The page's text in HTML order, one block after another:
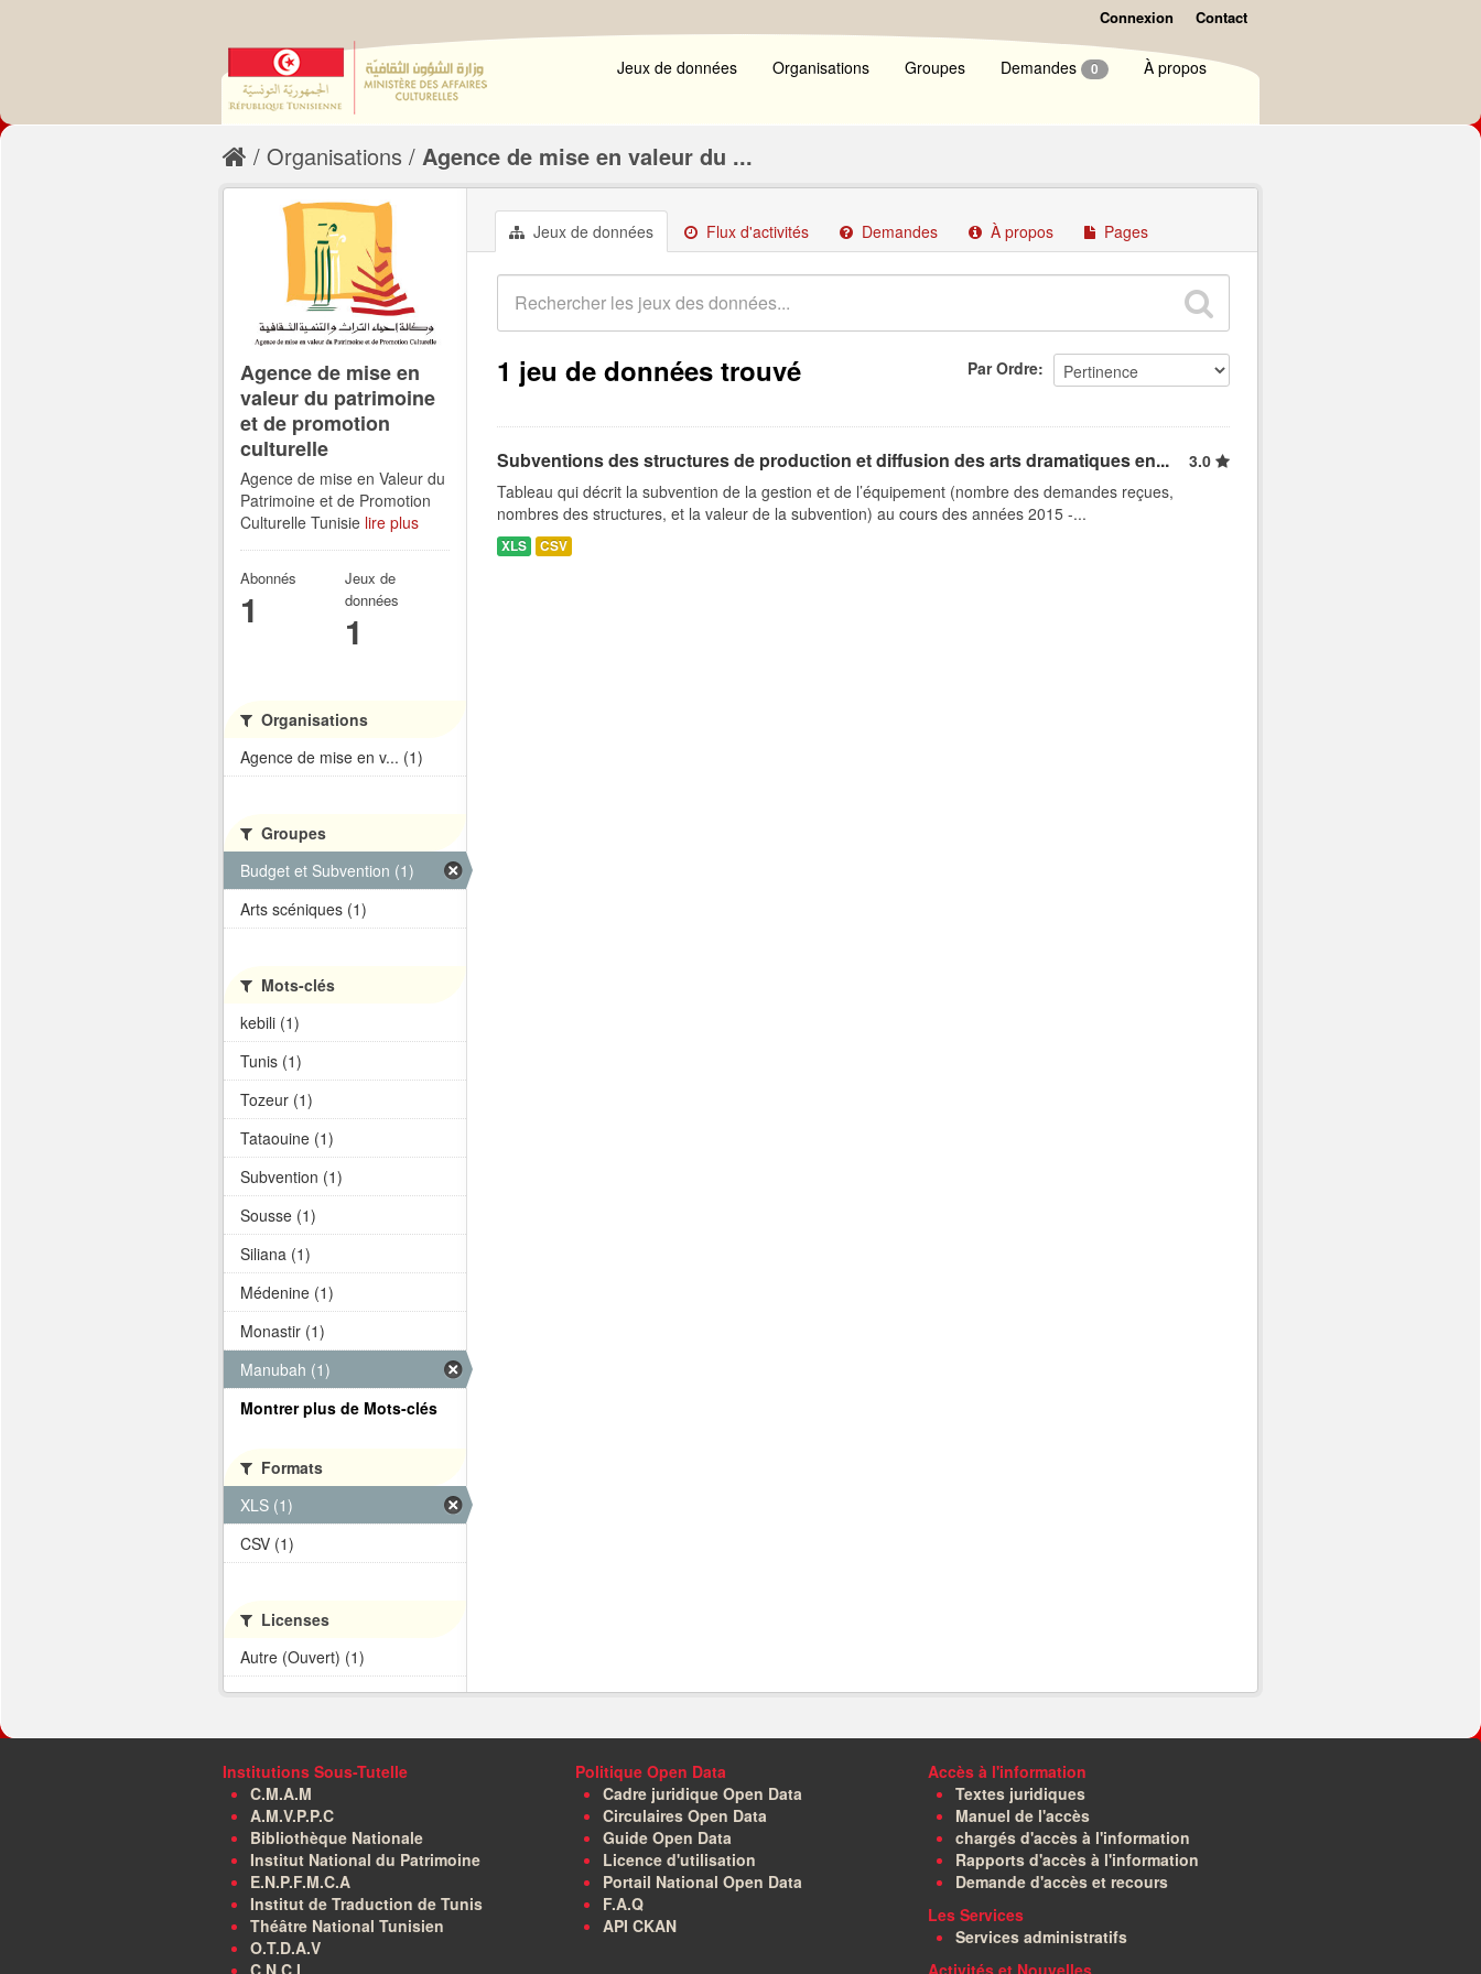
Connexion Contact
Jeux de données Organisations Groupes Demandes 0 À propos
Organisations Agence de mise en valeur du ...
Jeux de données Flux d'activités Demandes À propos Pages
Par Ordre
1 jeu de données trouvé
Subventions des structures de production et diffusion des arts dramatiques en...
3.0
Tableau qui décrit la subvention de la gestion et de l’équipement (nombre des demandes reçues,
nombres des structures, et la valeur de la subvention) au cours des années 2015 -...
XLS CSV
Agence de mise en
valeur du patrimoine
et de promotion
culturelle
Agence de mise en Valeur du
Patrimoine et de Promotion
Culturelle Tunisie lire plus
Abonnés
1
Jeux de
données
1
Organisations
Agence de mise en v... (1)
Groupes
Budget et Subvention (1)
Arts scéniques (1)
Mots-clés
kebili (1)
Tunis (1)
Tozeur (1)
Tataouine (1)
Subvention (1)
Sousse (1)
Siliana (1)
Médenine (1)
Monastir (1)
Manubah (1)
Montrer plus de Mots-clés
Formats
XLS (1)
CSV (1)
Licenses
Autre (Ouvert) (1)
Institutions Sous-Tutelle
C.M.A.M
A.M.V.P.P.C
Bibliothèque Nationale
Institut National du Patrimoine
E.N.P.F.M.C.A
Institut de Traduction de Tunis
Théâtre National Tunisien
O.T.D.A.V
C.N.C.I
Politique Open Data
Cadre juridique Open Data
Circulaires Open Data
Guide Open Data
Licence d'utilisation
Portail National Open Data
F.A.Q
API CKAN
Accès à l'information
Textes juridiques
Manuel de l'accès
chargés d'accès à l'information
Rapports d'accès à l'information
Demande d'accès et recours
Les Services
Services administratifs
Activités et Nouvelles